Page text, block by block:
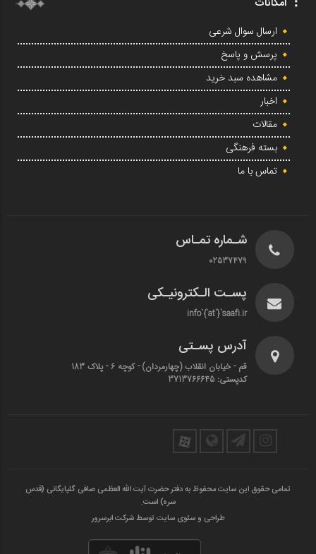
ارسال سوال شرعی
پرسش و پاسخ
مشاهده سبد خرید
اخبار
مقالات
بسته فرهنگی
تماس با ما
شـماره تمـاس
02537479
پسـت الـکترونیـکی
info`{`at`}`saafi.ir
آدرس پسـتی
قم - خیابان انقلاب (چهارمردان)‌ - کوچه 6 - پلاک 183
کدپستی: 3713766645
تمامی حقوق این سایت محفوظ به دفتر حضرت آیت الله العظمی صافی گلپایگانی (قدس
سره) است.
طراحی و سئوی سایت توسط شرکت ابرسرور